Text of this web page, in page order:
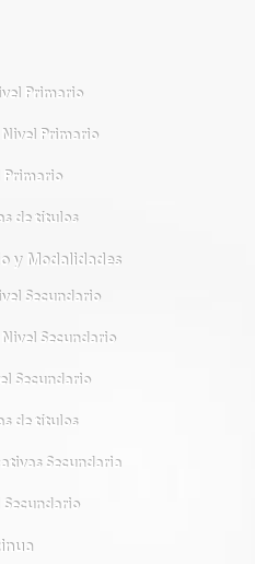
Primario
Nivel Primario
Primario
de títulos
y Modalidades
Secundario
Secundario
Secundario
de títulos
Secundaria
Secundario